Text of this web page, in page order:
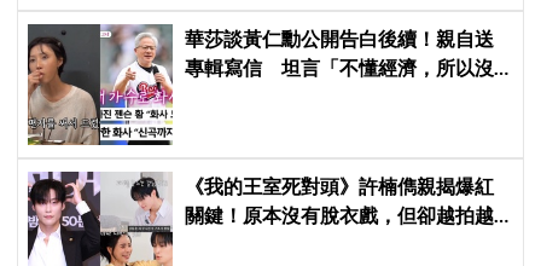
華莎談黃仁勳公開告白後續！親自送
專輯寫信 坦言「不懂經濟，所以沒
《我的王室死對頭》許楠儁親揭爆紅
關鍵！原本沒有脫衣戲，但卻越拍越